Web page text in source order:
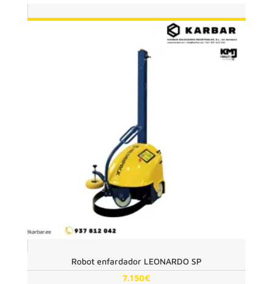
Robot enfardador LEONARDO SP
7.150€